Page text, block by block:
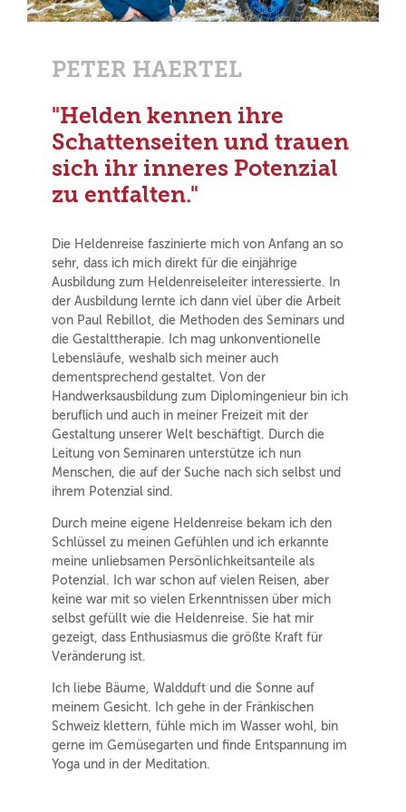
PETER HAERTEL
"Helden kennen ihre
Schattenseiten und trauen
sich ihr inneres Potenzial
zu entfalten."
Die Heldenreise faszinierte mich von Anfang an so
sehr, dass ich mich direkt für die einjährige
Ausbildung zum Heldenreiseleiter interessierte. In
der Ausbildung lernte ich dann viel über die Arbeit
von Paul Rebillot, die Methoden des Seminars und
die Gestalttherapie. Ich mag unkonventionelle
Lebensläufe, weshalb sich meiner auch
dementsprechend gestaltet. Von der
Handwerksausbildung zum Diplomingenieur bin ich
beruflich und auch in meiner Freizeit mit der
Gestaltung unserer Welt beschäftigt. Durch die
Leitung von Seminaren unterstütze ich nun
Menschen, die auf der Suche nach sich selbst und
ihrem Potenzial sind.
Durch meine eigene Heldenreise bekam ich den
Schlüssel zu meinen Gefühlen und ich erkannte
meine unliebsamen Persönlichkeitsanteile als
Potenzial. Ich war schon auf vielen Reisen, aber
keine war mit so vielen Erkenntnissen über mich
selbst gefüllt wie die Heldenreise. Sie hat mir
gezeigt, dass Enthusiasmus die größte Kraft für
Veränderung ist.
Ich liebe Bäume, Waldduft und die Sonne auf
meinem Gesicht. Ich gehe in der Fränkischen
Schweiz klettern, fühle mich im Wasser wohl, bin
gerne im Gemüsegarten und finde Entspannung im
Yoga und in der Meditation.